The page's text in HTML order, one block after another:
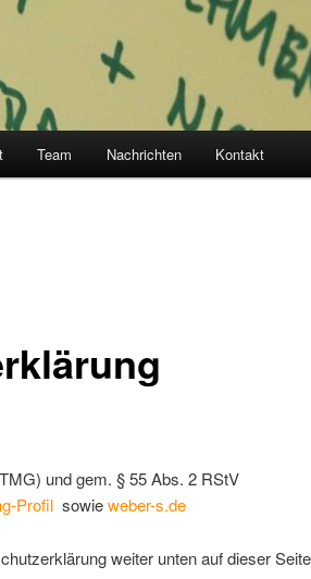
Team Nachrichten Kontakt
und gem. § 55 Abs. 2 RStV
Profilsowieweber-s.de
weiter unten auf dieser